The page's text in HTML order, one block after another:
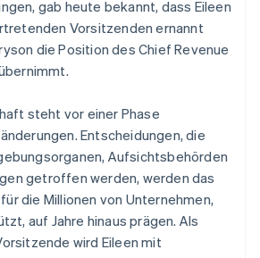
Sessions 2026
App-Marktplatz
gab heute bekannt, dass Eileen
Vorsitzenden ernannt
die Position des Chief Revenue
steht vor einer Phase
Entscheidungen, die
Aufsichtsbehörden
getroffen werden, werden das
die Millionen von Unternehmen,
auf Jahre hinaus prägen. Als
wird Eileen mit